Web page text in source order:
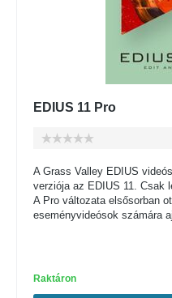
EDIUS 11 Pro
A Grass Valley EDIUS
verziója az EDIUS 11. Csak
A Pro változata elsősorban
eseményvideósok számára
Raktáron